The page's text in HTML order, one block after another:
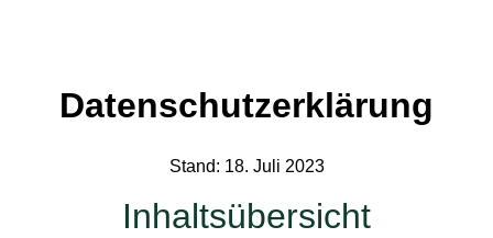
Datenschutzerklärung
Stand: 18. Juli 2023
Inhaltsübersicht